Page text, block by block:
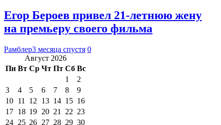
Егор Бероев привел 21-летнюю жену
на премьеру своего фильма
Рамблер3 месяца спустя 0
Август 2026
Пн Вт Ср Чт Пт Сб Вс
1
2
3
4 5 6 7 8
9
10 11 12 13 14 15 16
17 18 19 20 21 22 23
24 25 26 27 28 29 30